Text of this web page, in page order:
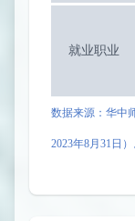
就业职业
数据来源：华中
2023年8月31 日 ）